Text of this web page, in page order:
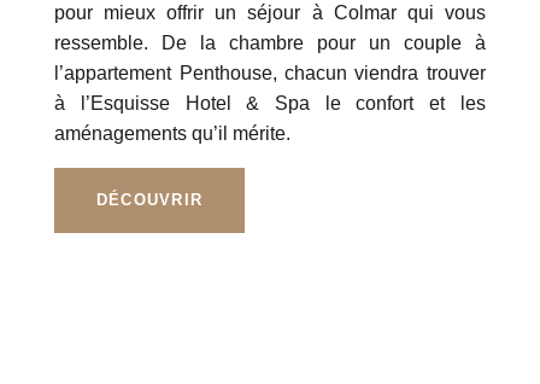
pour mieux offrir un séjour à Colmar qui vous
ressemble. De la chambre pour un couple à
l’appartement Penthouse, chacun viendra trouver
à l’Esquisse Hotel & Spa le confort et les
aménagements qu’il mérite.
DÉCOUVRIR